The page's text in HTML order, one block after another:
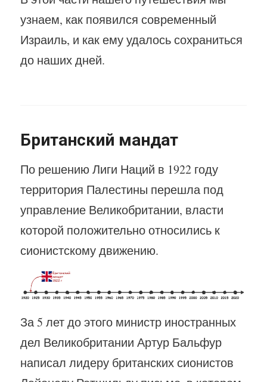
узнаем, как появился современный
Израиль, и как ему удалось сохраниться
до наших дней.
Британский мандат
По решению Лиги Наций в 1922 году
территория Палестины перешла под
управление Великобритании, власти
которой положительно относились к
сионистскому движению.
За 5 лет до этого министр иностранных
дел Великобритании Артур Бальфур
написал лидеру британских сионистов